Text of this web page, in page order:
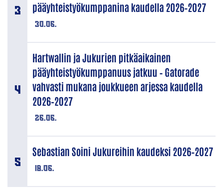
30.06.
pääyhteistyökumppanina kaudella 2026–2027
26.06.
Hartwallin ja Jukurien pitkäaikainen
pääyhteistyökumppanuus jatkuu – Gatorade
vahvasti mukana joukkueen arjessa kaudella
2026–2027
18.06.
Sebastian Soini Jukureihin kaudeksi 2026–2027